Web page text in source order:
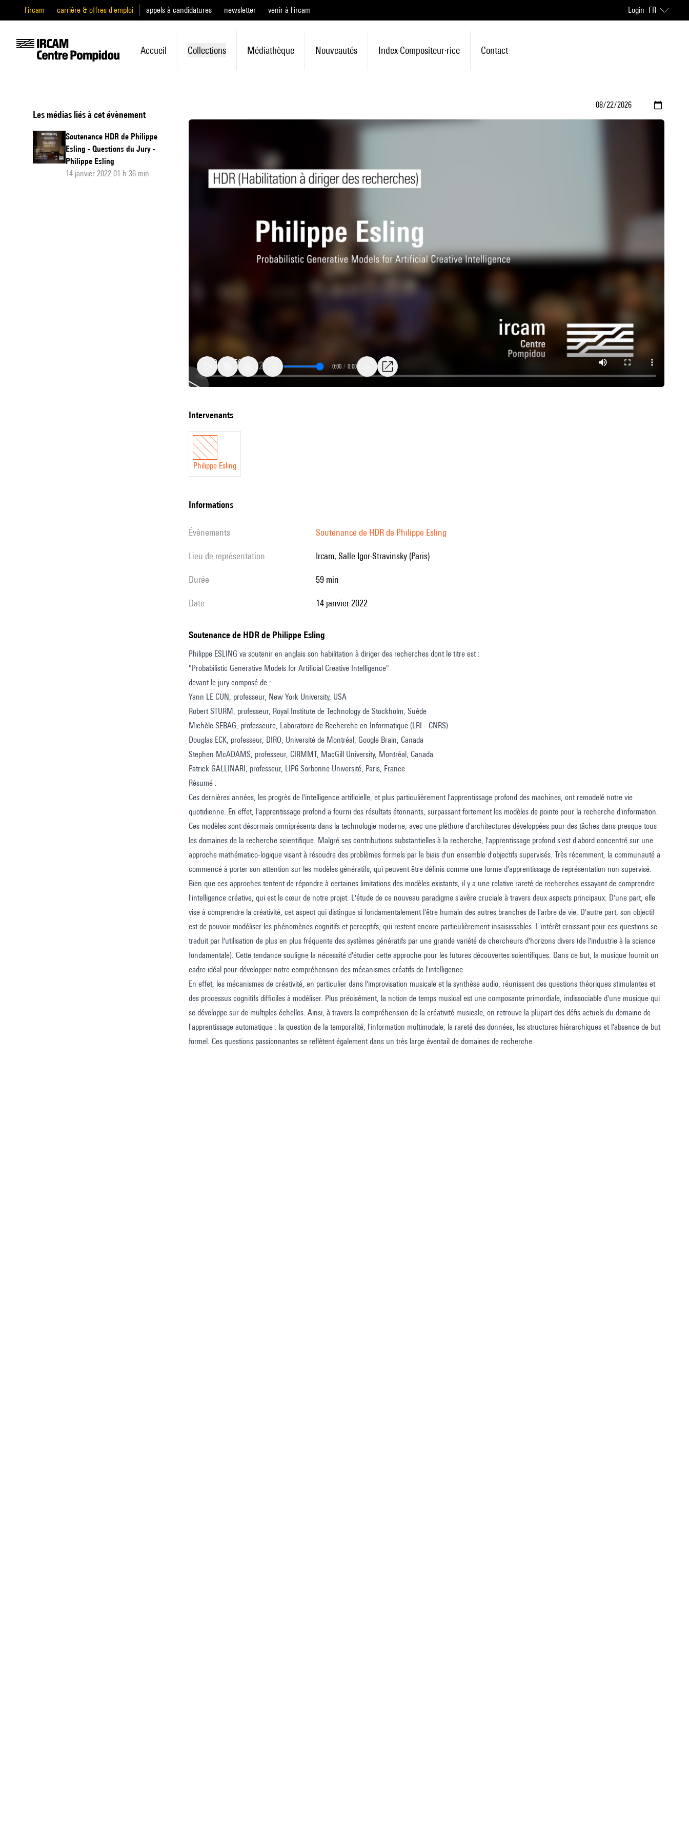
l'ircam carrière & offres d'emploi appels à candidatures newsletter venir à l'ircam Login FR
Accueil Collections Médiathèque Nouveautés Index Compositeur·rice Contact
Les médias liés à cet évènement
Soutenance HDR de Philippe
Esling - Questions du Jury -
Philippe Esling
14 janvier 2022 01 h 36 min
Soutenance
de
Philippe
Esling
0:00 / 0:00
intervenants
Philippe Esling
informations
évènements Soutenance de HDR de Philippe Esling
Lieu de représentation Ircam, Salle Igor-Stravinsky (Paris)
durée 59 min
date 14 janvier 2022
Soutenance de HDR de Philippe Esling
Philippe ESLING va soutenir en anglais son habilitation à diriger des recherches dont le titre est :
"Probabilistic Generative Models for Artificial Creative Intelligence"
devant le jury composé de :
Yann LE CUN, professeur, New York University, USA
Robert STURM, professeur, Royal Institute de Technology de Stockholm, Suède
Michèle SEBAG, professeure, Laboratoire de Recherche en Informatique (LRI - CNRS)
Douglas ECK, professeur, DIRO, Université de Montréal, Google Brain, Canada
Stephen McADAMS, professeur, CIRMMT, MacGill University, Montréal, Canada
Patrick GALLINARI, professeur, LIP6 Sorbonne Université, Paris, France
Résumé :
Ces dernières années, les progrès de l'intelligence artificielle, et plus particulièrement l'apprentissage profond des machines, ont remodelé notre vie
quotidienne. En effet, l'apprentissage profond a fourni des résultats étonnants, surpassant fortement les modèles de pointe pour la recherche d'information.
Ces modèles sont désormais omniprésents dans la technologie moderne, avec une pléthore d'architectures développées pour des tâches dans presque tous
les domaines de la recherche scientifique. Malgré ses contributions substantielles à la recherche, l'apprentissage profond s'est d'abord concentré sur une
approche mathématico-logique visant à résoudre des problèmes formels par le biais d'un ensemble d'objectifs supervisés. Très récemment, la communauté a
commencé à porter son attention sur les modèles génératifs, qui peuvent être définis comme une forme d'apprentissage de représentation non supervisé.
Bien que ces approches tentent de répondre à certaines limitations des modèles existants, il y a une relative rareté de recherches essayant de comprendre
l'intelligence créative, qui est le cœur de notre projet. L'étude de ce nouveau paradigme s'avère cruciale à travers deux aspects principaux. D'une part, elle
vise à comprendre la créativité, cet aspect qui distingue si fondamentalement l'être humain des autres branches de l'arbre de vie. D'autre part, son objectif
est de pouvoir modéliser les phénomènes cognitifs et perceptifs, qui restent encore particulièrement insaisissables. L'intérêt croissant pour ces questions se
traduit par l'utilisation de plus en plus fréquente des systèmes génératifs par une grande variété de chercheurs d'horizons divers (de l'industrie à la science
fondamentale). Cette tendance souligne la nécessité d'étudier cette approche pour les futures découvertes scientifiques. Dans ce but, la musique fournit un
cadre idéal pour développer notre compréhension des mécanismes créatifs de l'intelligence.
En effet, les mécanismes de créativité, en particulier dans l'improvisation musicale et la synthèse audio, réunissent des questions théoriques stimulantes et
des processus cognitifs difficiles à modéliser. Plus précisément, la notion de temps musical est une composante primordiale, indissociable d'une musique qui
se développe sur de multiples échelles. Ainsi, à travers la compréhension de la créativité musicale, on retrouve la plupart des défis actuels du domaine de
l'apprentissage automatique : la question de la temporalité, l'information multimodale, la rareté des données, les structures hiérarchiques et l'absence de but
formel. Ces questions passionnantes se reflètent également dans un très large éventail de domaines de recherche.